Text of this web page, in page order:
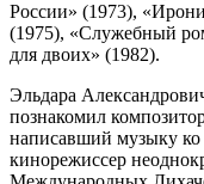
России» (1973),
(1975), «Служебный
для двоих» (1982).
Эльдара
познакомил
написавший музыку
кинорежиссер